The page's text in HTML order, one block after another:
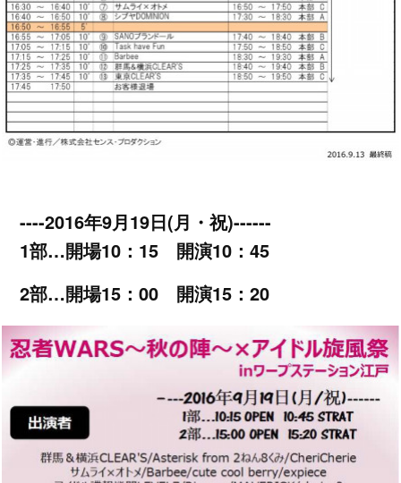
----2016年9月19日(月・祝)------
1部…開場10：15 開演10：45
2部…開場15：00 開演15：20